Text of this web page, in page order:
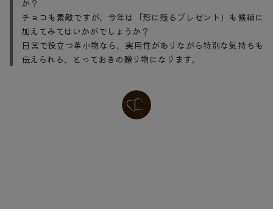
か？
チョコも素敵ですが、今年は「形に残るプレゼント」も候補に
加えてみてはいかがでしょうか？
日常で役立つ革小物なら、実用性がありながら特別な気持ちも
伝えられる、とっておきの贈り物になります。